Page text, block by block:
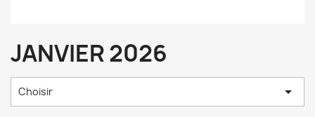
JANVIER 2026
Choisir 